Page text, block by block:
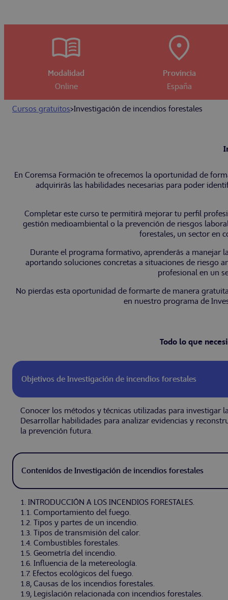
Modalidad
Online
Provincia
España
Cursos gratuitos>Investigación de incendios forestales
En Coremsa Formación te ofrecemos la oportunidad de
adquirirás las habilidades necesarias para poder
Completar este curso te permitirá mejorar tu perfil
gestión medioambiental o la prevención de riesgos
forestales, un sector en
Durante el programa formativo, aprenderás a manejar
aportando soluciones concretas a situaciones de riesgo
profesional en un
No pierdas esta oportunidad de formarte de manera
en nuestro programa de
Todo lo que
Objetivos de Investigación de incendios forestales
Conocer los métodos y técnicas utilizadas para investigar
Desarrollar habilidades para analizar evidencias y
la prevención futura.
Contenidos de Investigación de incendios forestales
1. INTRODUCCIÓN A LOS INCENDIOS FORESTALES.
1.1. Comportamiento del fuego.
1.2. Tipos y partes de un incendio.
1.3. Tipos de transmisión del calor.
1.4. Combustibles forestales.
1.5. Geometría del incendio.
1.6. Influencia de la metereología.
1.7. Efectos ecológicos del fuego.
1.8, Causas de los incendios forestales.
1.9, Legislación relacionada con incendios forestales.